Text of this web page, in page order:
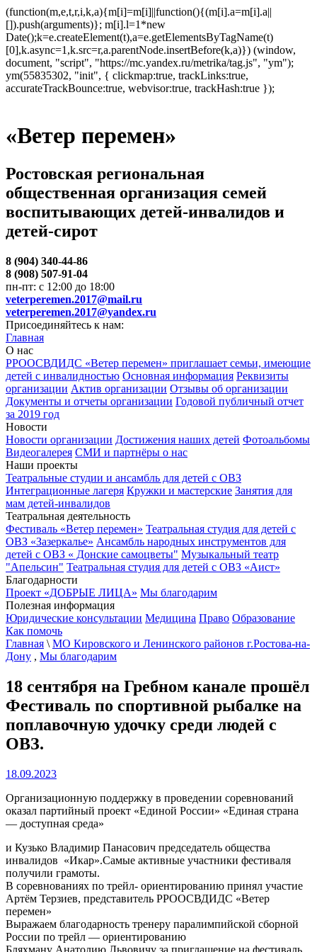
(function(m,e,t,r,i,k,a){m[i]=m[i]||function(){(m[i].a=m[i].a||
[]).push(arguments)}; m[i].l=1*new
Date();k=e.createElement(t),a=e.getElementsByTagName(t)
[0],k.async=1,k.src=r,a.parentNode.insertBefore(k,a)}) (window,
document, "script", "https://mc.yandex.ru/metrika/tag.js", "ym");
ym(55835302, "init", { clickmap:true, trackLinks:true,
accurateTrackBounce:true, webvisor:true, trackHash:true });
«Ветер перемен»
Ростовская региональная
общественная организация семей
воспитывающих детей-инвалидов и
детей-сирот
8 (904) 340-44-86
8 (908) 507-91-04
пн-пт: с 12:00 до 18:00
veterperemen.2017@mail.ru
veterperemen.2017@yandex.ru
Присоединяйтесь к нам:
Главная
О нас
РРООСВДИДС «Ветер перемен» приглашает семьи, имеющие
детей с инвалидностью Основная информация Реквизиты
организации Актив организации Отзывы об организации
Документы и отчеты организации Годовой публичный отчет
за 2019 год
Новости
Новости организации Достижения наших детей Фотоальбомы
Видеогалерея СМИ и партнёры о нас
Наши проекты
Театральные студии и ансамбль для детей с ОВЗ
Интеграционные лагеря Кружки и мастерские Занятия для
мам детей-инвалидов
Театральная деятельность
Фестиваль «Ветер перемен» Театральная студия для детей с
ОВЗ «Зазеркалье» Ансамбль народных инструментов для
детей с ОВЗ « Донские самоцветы" Музыкальный театр
"Апельсин" Театральная студия для детей с ОВЗ «Аист»
Благодарности
Проект «ДОБРЫЕ ЛИЦА» Мы благодарим
Полезная информация
Юридические консультации Медицина Право Образование
Как помочь
Главная \ МО Кировского и Ленинского районов г.Ростова-на-
Дону , Мы благодарим
18 сентября на Гребном канале прошёл
Фестиваль по спортивной рыбалке на
поплавочную удочку среди людей с
ОВЗ.
18.09.2023
Организационную поддержку в проведении соревнований
оказал партийный проект «Единой России» «Единая страна
— доступная среда»
и Кузько Владимир Панасович председатель общества
инвалидов «Икар».Самые активные участники фестиваля
получили грамоты.
В соревнованиях по трейл- ориентированию принял участие
Артём Терзиев, представитель РРООСВДИДС «Ветер
перемен»
Выражаем благодарность тренеру паралимпийской сборной
России по трейл — ориентированию
Бляхману Анатолию Львовичу за приглашение на фестиваль.